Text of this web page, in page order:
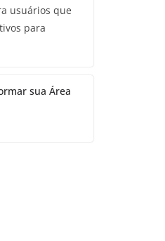
usuários que
para
sua Área